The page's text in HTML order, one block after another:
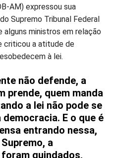
Compartilhar
no
Messenger
Compartilhar
no
Telegram
no
AM) expressou sua
Supremo Tribunal Federal
alguns ministros em relação
criticou a atitude de
à lei.
não defende, a
prende, quem manda
a lei não pode se
E o que é
entrando nessa,
a
foram guindados,